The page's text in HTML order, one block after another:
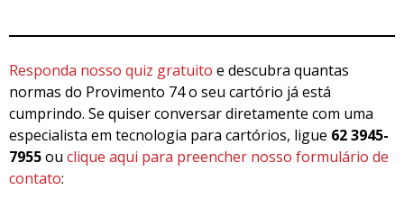
Responda nosso quiz gratuito e descubra quantas
normas do Provimento 74 o seu cartório já está
cumprindo. Se quiser conversar diretamente com uma
especialista em tecnologia para cartórios, ligue 62 3945-
7955ou clique aqui para preencher nosso formulário de
contato: